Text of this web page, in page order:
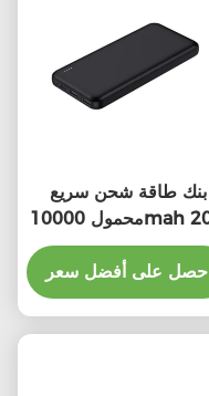
بنك طاقة شحن سريع
محمول 10000mah 20w
22.5w جهاز صغير
احصل على أفضل سعر